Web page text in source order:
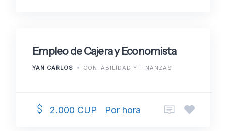
Empleo de Cajera y Economista
YAN CARLOS CONTABILIDAD Y FINANZAS
2.000 CUP Por hora